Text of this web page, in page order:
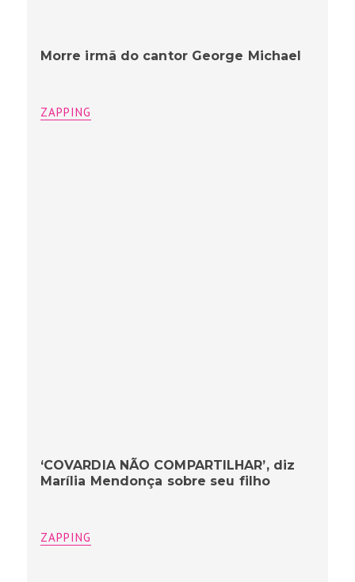
Morre irmã do cantor George Michael
ZAPPING
‘COVARDIA NÃO COMPARTILHAR’, diz
Marília Mendonça sobre seu filho
ZAPPING